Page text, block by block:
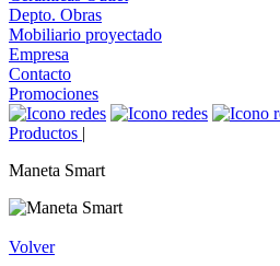
Depto. Obras
Mobiliario proyectado
Empresa
Contacto
Promociones
Productos |
Maneta Smart
Volver